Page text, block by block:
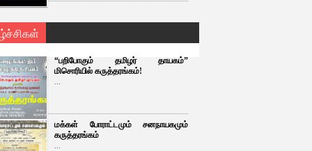
“பறிபோகும் தமிழர் தாயகம்”
மிசொரியில் கருத்தரங்கம்!
...
மக்கள் போராட்டமும் சனநாயகமும்
கருத்தரங்கம்
...